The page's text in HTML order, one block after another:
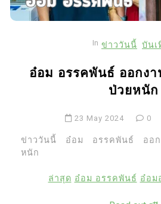
In ข่าววันนี้ บันเ
อ๋อม อรรคพันธ์ ออกง
ป่วยหนัก
23 May 2024 0
ข่าววันนี้ อ๋อม อรรคพันธ์ ออกง
หนัก
ล่าสุด อ๋อม อรรคพันธ์ อ๋อม